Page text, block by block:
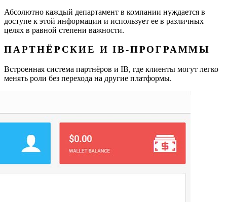
Абсолютно каждый департамент в компании нуждается в
доступе к этой информации и использует ее в различных
целях в равной степени важности.
ПАРТНЁРСКИЕ И IB-ПРОГРАММЫ
Встроенная система партнёров и IB, где клиенты могут легко
менять роли без перехода на другие платформы.